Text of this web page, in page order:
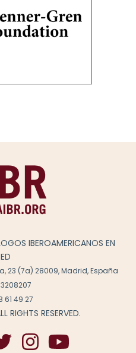
IBEROAMERICANOS EN
23 (7a) 28009, Madrid, España
61 49 27
RIGHTS RESERVED.